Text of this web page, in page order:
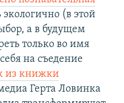
(в этой
а в будущем
только во имя
на съедение
из книжки
Герта Ловинка